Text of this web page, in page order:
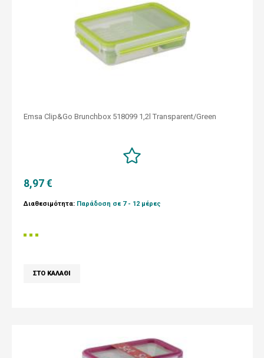
Emsa Clip&Go Brunchbox 518099 1,2l Transparent/Green
8,97 €
Διαθεσιμότητα: Παράδοση σε 7 - 12 μέρες